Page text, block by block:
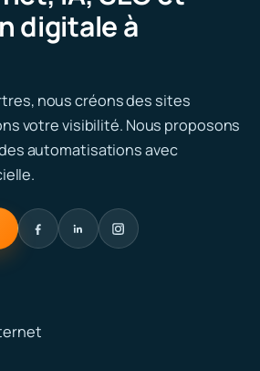
digitale à
nous créons des sites
votre visibilité. Nous proposons
automatisations avec